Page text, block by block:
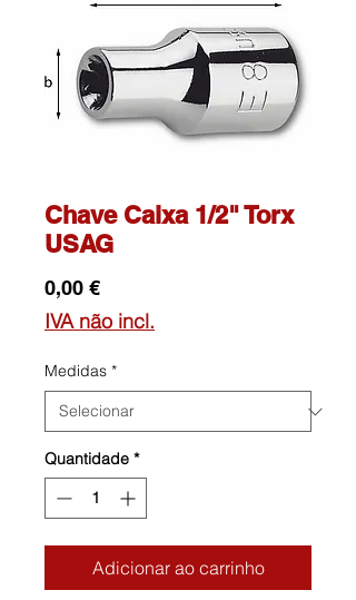
Chave Caixa 1/2" Torx
USAG
0,00 €Preço
IVA não incl.
Medidas *
Quantidade *
Adicionar ao carrinho